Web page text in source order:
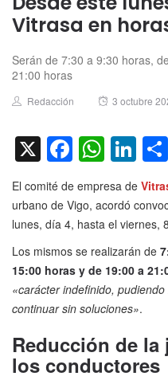
Vitrasa en
Serán de 7:30 a 9:30 horas,
21:00 horas
Author
Redacción
Posted
3 octubre
X Facebook
El comité de empresa de
urbano de Vigo, acordó
lunes, día 4, hasta el viernes,
Los mismos se realizarán de
15:00 horas y de 19:00 a
«carácter indefinido,
continuar sin soluciones».
Reducción de
los conductores